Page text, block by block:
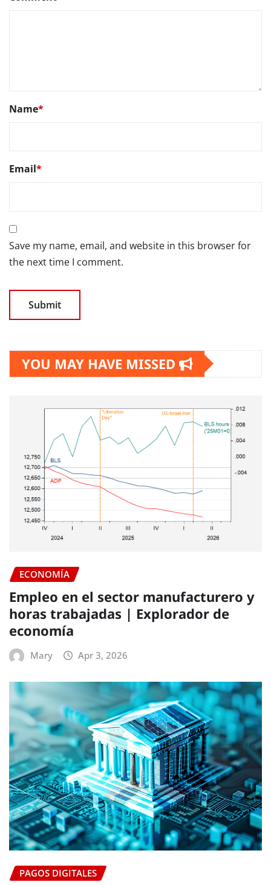
Name*
Email*
Save my name, email, and website in this browser for
the next time I comment.
YOU MAY HAVE MISSED
ECONOMÍA
Empleo en el sector manufacturero y
horas trabajadas | Explorador de
economía
Mary Apr 3, 2026
PAGOS DIGITALES